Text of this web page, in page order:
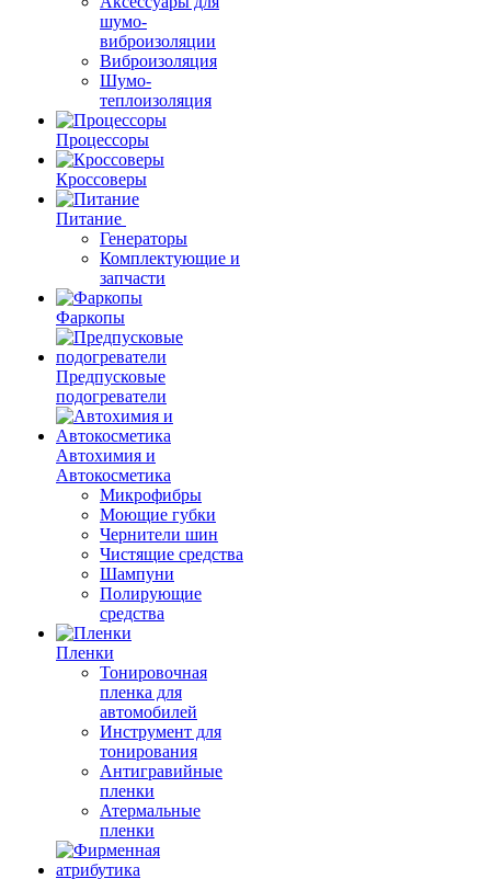
шумо-
виброизоляции
Виброизоляция
Шумо-
теплоизоляция
Процессоры
Кроссоверы
Питание
Генераторы
Комплектующие и
запчасти
Фаркопы
Предпусковые
подогреватели
Автохимия и
Автокосметика
Микрофибры
Моющие губки
Чернители шин
Чистящие средства
Шампуни
Полирующие
средства
Пленки
Тонировочная
пленка для
автомобилей
Инструмент для
тонирования
Антигравийные
пленки
Атермальные
пленки